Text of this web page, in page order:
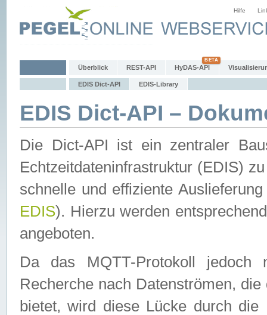
Hilfe
Überblick REST-API HyDAS-API
EDIS Dict-API EDIS-Library
EDIS Dict-API –
Die Dict-API ist ein zentraler
Echtzeitdateninfrastruktur (EDIS)
schnelle und effiziente
EDIS). Hierzu werden
angeboten.
Da das MQTT-Protokoll jedoch
Recherche nach Datenströmen,
bietet, wird diese Lücke durch die